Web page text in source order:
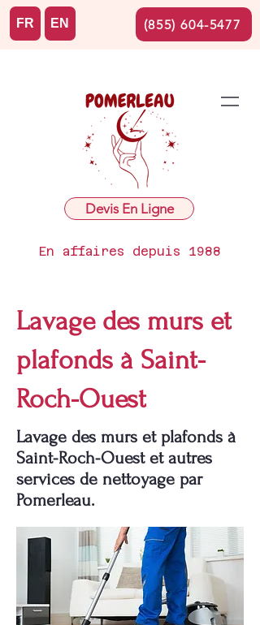
Devis En Ligne
En affaires depuis 1988
FR EN (855) 604-5477
Lavage des murs et
plafonds à Saint-
Roch-Ouest
Lavage des murs et plafonds à
Saint-Roch-Ouest et autres
services de nettoyage par
Pomerleau.